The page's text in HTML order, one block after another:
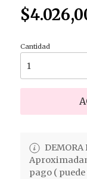
Cantidad
DEMORA
pago (